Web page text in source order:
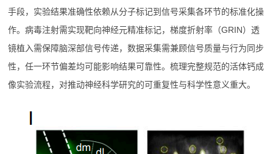
手段，实验结果准确性依赖从分子标记到信号采集各环节的标准化操
作。病毒注射需实现靶向神经元精准标记，梯度折射率（GRIN）透
镜植入需保障脑深部信号传递，数据采集需兼顾信号质量与行为同步
性，任一环节偏差均可能影响结果可靠性。梳理完整规范的活体钙成
像实验流程，对推动神经科学研究的可重复性与科学性意义重大。